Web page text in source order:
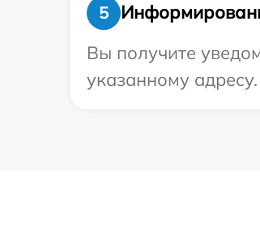
5
Вы получите
указанному адресу.